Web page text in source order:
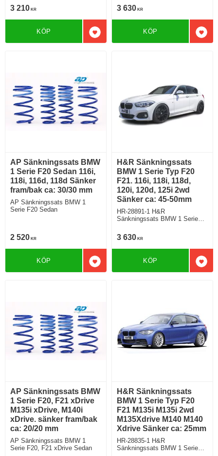
endast 118d Xdrive och 120d
xDrive inkl Adaptivt chassi
Sänker ca: 35mm
3 210 KR
Lägg till i favoriter
KÖP
endast 118d Xdrive och 120d
xDrive inkl Adaptivt chassi
Sänker ca: 45-50mm
3 630 KR
KÖP
AP Sänkningssats BMW
1 Serie F20 Sedan 116i,
118i, 116d, 118d Sänker
fram/bak ca: 30/30 mm
AP Sänkningssats BMW 1
Serie F20 Sedan
2 520 KR
Lägg till i favoriter
KÖP
H&R Sänkningssats
BMW 1 Serie Typ F20
F21. 116i, 118i, 118d,
120i, 120d, 125i 2wd
Sänker ca: 45-50mm
HR-28891-1 H&R
Sänkningssats BMW 1 Serie
118i, 118i, 118d, 2wd och 120d
120i 2wd 125i Sänker ca: 45-
50mm
3 630 KR
KÖP
AP Sänkningssats BMW
1 Serie F20, F21 xDrive
M135i xDrive, M140i
xDrive. sänker fram/bak
ca: 20/20 mm
AP Sänkningssats BMW 1
Serie F20, F21 xDrive Sedan
H&R Sänkningssats
BMW 1 Serie Typ F20
F21 M135i M135i 2wd
M135Xdrive M140 M140
Xdrive Sänker ca: 25mm
HR-28835-1 H&R
Sänkningssats BMW 1 Serie